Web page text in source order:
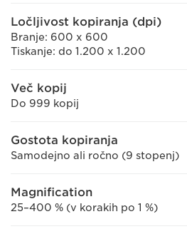
Ločljivost kopiranja (dpi)
Branje: 600 x 600
Tiskanje: do 1.200 x 1.200
Več kopij
Do 999 kopij
Gostota kopiranja
Samodejno ali ročno (9 stopenj)
Magnification
25–400 % (v korakih po 1 %)